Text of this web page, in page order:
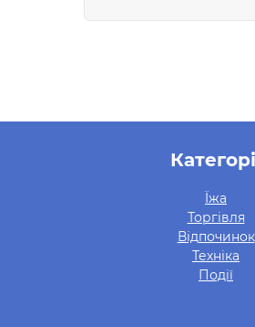
Їжа
Торгівля
Відпочинок
Техніка
Події